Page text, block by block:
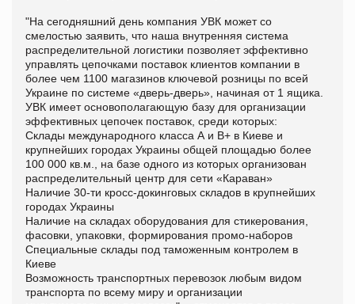
"На сегодняшний день компания УВК может со
смелостью заявить, что наша внутренняя система
распределительной логистики позволяет эффективно
управлять цепочками поставок клиентов компании в
более чем 1100 магазинов ключевой розницы по всей
Украине по системе «дверь-дверь», начиная от 1 ящика.
УВК имеет основополагающую базу для организации
эффективных цепочек поставок, среди которых:
Склады международного класса А и В+ в Киеве и
крупнейших городах Украины общей площадью более
100 000 кв.м., на базе одного из которых организован
распределительный центр для сети «Караван»
Наличие 30-ти кросс-докинговых складов в крупнейших
городах Украины
Наличие на складах оборудования для стикерования,
фасовки, упаковки, формирования промо-наборов
Специальные склады под таможенным контролем в
Киеве
Возможность транспортных перевозок любым видом
транспорта по всему миру и организации